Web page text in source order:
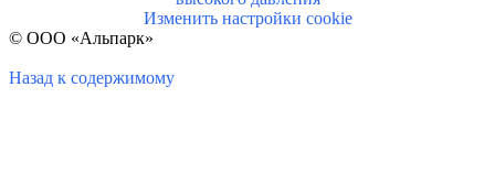
Изменить настройки cookie
© ООО «Альпарк»
Назад к содержимому